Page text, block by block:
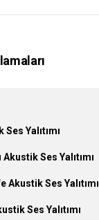
Yalıtımı
Ses Yalıtımı
Akustik Ses Yalıtımı
Ses Yalıtımı